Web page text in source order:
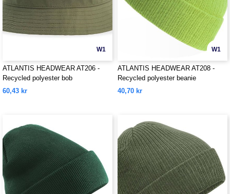
W1
ATLANTIS HEADWEAR AT206 -
Recycled polyester bob
60,43 kr
W1
ATLANTIS HEADWEAR AT208 -
Recycled polyester beanie
40,70 kr